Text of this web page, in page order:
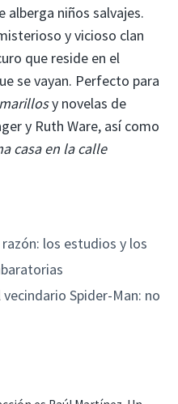
alberga niños salvajes.
y vicioso clan
que reside en el
se vayan. Perfecto para
y novelas de
y Ruth Ware, así como
casa en la calle
los estudios y los
Spider-Man: no